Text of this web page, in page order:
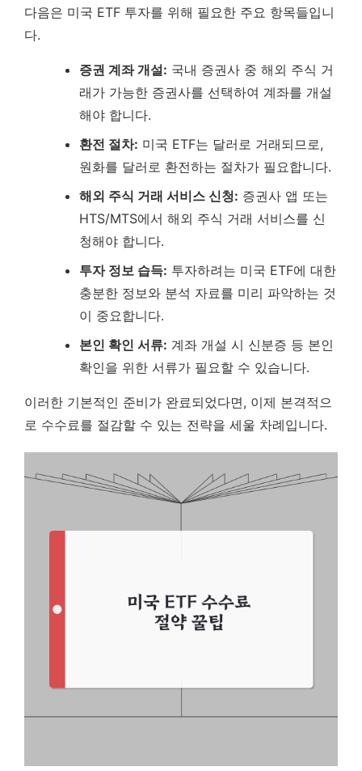
다음은 미국 ETF 투자를 위해 필요한 주요 항목들입니
다.
증권 계좌 개설: 국내 증권사 중 해외 주식 거
래가 가능한 증권사를 선택하여 계좌를 개설
해야 합니다.
환전 절차: 미국 ETF는 달러로 거래되므로,
원화를 달러로 환전하는 절차가 필요합니다.
해외 주식 거래 서비스 신청: 증권사 앱 또는
HTS/MTS에서 해외 주식 거래 서비스를 신
청해야 합니다.
투자 정보 습득: 투자하려는 미국 ETF에 대한
충분한 정보와 분석 자료를 미리 파악하는 것
이 중요합니다.
본인 확인 서류: 계좌 개설 시 신분증 등 본인
확인을 위한 서류가 필요할 수 있습니다.
이러한 기본적인 준비가 완료되었다면, 이제 본격적으
로 수수료를 절감할 수 있는 전략을 세울 차례입니다.